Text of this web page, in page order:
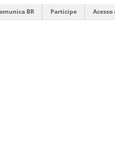
BR Participe